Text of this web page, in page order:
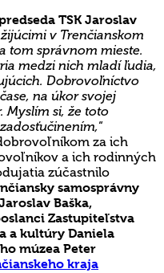
TSK Jaroslav
v Trenčianskom
tom správnom mieste.
medzi nich mladí ľudia,
Dobrovoľníctvo
na úkor svojej
Myslím si, že toto
“
za ich
a ich rodinných
zúčastnilo
samosprávny
Baška,
Zastupiteľstva
a kultúry Daniela
múzea Peter
kraja